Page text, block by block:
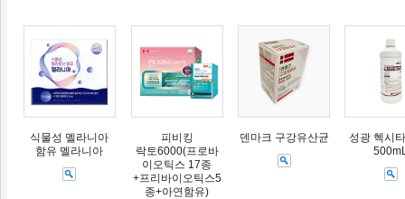
식물성 멜라니아
함유 멜라니아
피비킹
락토6000(프로바
이오틱스 17종
+프리바이오틱스5
종+아연함유)
덴마크 구강유산균
성광 헥시